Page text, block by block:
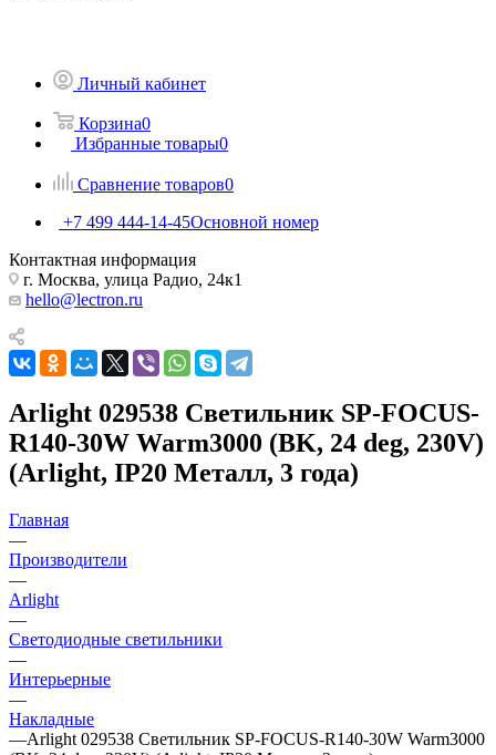
Личный кабинет
Корзина0
Избранные товары0
Сравнение товаров0
+7 499 444-14-45Основной номер
Контактная информация
г. Москва, улица Радио, 24к1
hello@lectron.ru
Arlight 029538 Светильник SP-FOCUS-
R140-30W Warm3000 (BK, 24 deg, 230V)
(Arlight, IP20 Металл, 3 года)
Главная
—
Производители
—
Arlight
—
Светодиодные светильники
—
Интерьерные
—
Накладные
—Arlight 029538 Светильник SP-FOCUS-R140-30W Warm3000